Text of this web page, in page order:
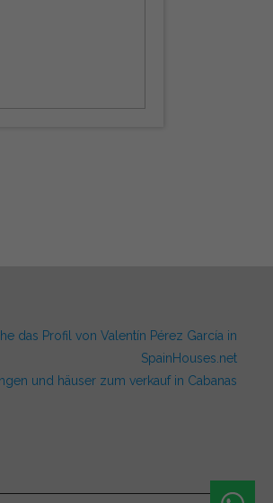
und häuser zum verkauf in Cabanas